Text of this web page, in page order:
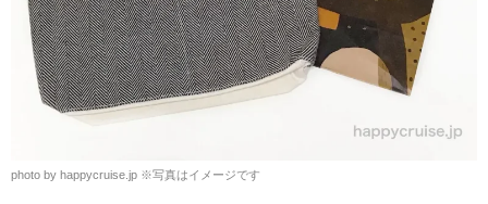
photo by happycruise.jp ※写真はイメージです